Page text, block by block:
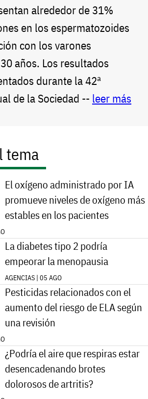
alrededor de 31%
en los espermatozoides
con los varones
años. Los resultados
durante la 42ª
de la Sociedad -- leer más
tema
El oxígeno administrado por IA
promueve niveles de oxígeno más
estables en los pacientes
La diabetes tipo 2 podría
empeorar la menopausia
AGENCIAS | 05 AGO
Pesticidas relacionados con el
aumento del riesgo de ELA según
una revisión
¿Podría el aire que respiras estar
desencadenando brotes
dolorosos de artritis?